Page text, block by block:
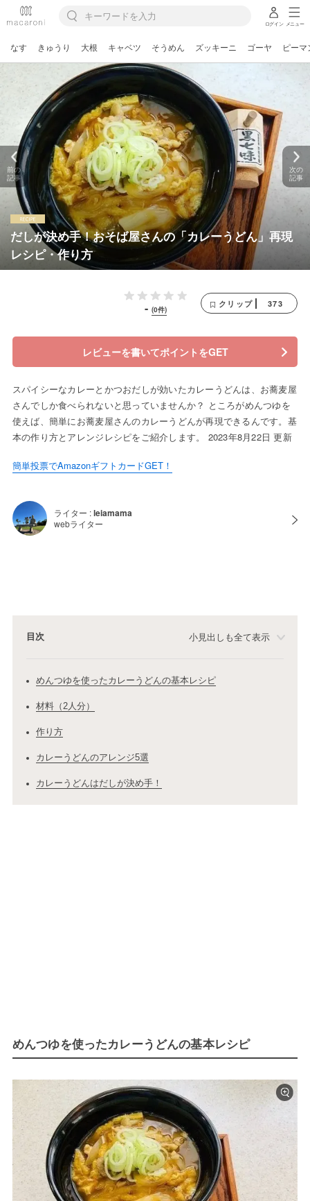
ログイン メニュー
なす きゅうり 大根 キャベツ そうめん ズッキーニ ゴーヤ ピーマ
だしが決め手！おそば屋さんの「カレーうどん」再現
レシピ・作り方
前の
記事
次の
記事
- (0件)
クリップ 373
レビューを書いてポイントをGET
スパイシーなカレーとかつおだしが効いたカレーうどんは、お蕎麦屋
さんでしか食べられないと思っていませんか？ ところがめんつゆを
使えば、簡単にお蕎麦屋さんのカレーうどんが再現できるんです。基
本の作り方とアレンジレシピをご紹介します。 2023年8月22日 更新
簡単投票でAmazonギフトカードGET！
ライター :leiamama
webライター
目次 小見出しも全て表示
めんつゆを使ったカレーうどんの基本レシピ
材料（2人分）
作り方
カレーうどんのアレンジ5選
カレーうどんはだしが決め手！
めんつゆを使ったカレーうどんの基本レシピ